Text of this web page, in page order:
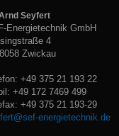
Seyfert
Energietechnik GmbH
4
Zwickau
+49 375 21 193 22
+49 172 7469 499
+49 375 21 193-29
energietechnik.de